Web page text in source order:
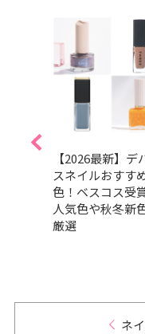
【2026最新】デ
スネイルおすす
色！ベスコス受
人気色や秋冬新
厳選
ネ